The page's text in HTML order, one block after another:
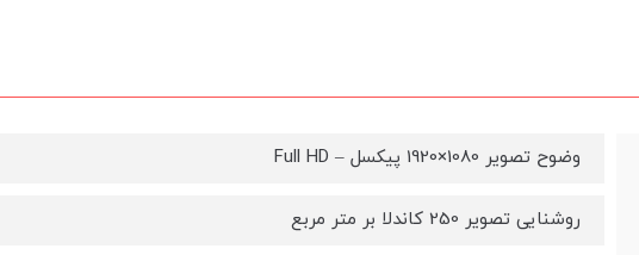
وضوح تصویر 1080×1920 پیکسل – Full HD
روشنایی تصویر 250 کاندلا بر متر مربع